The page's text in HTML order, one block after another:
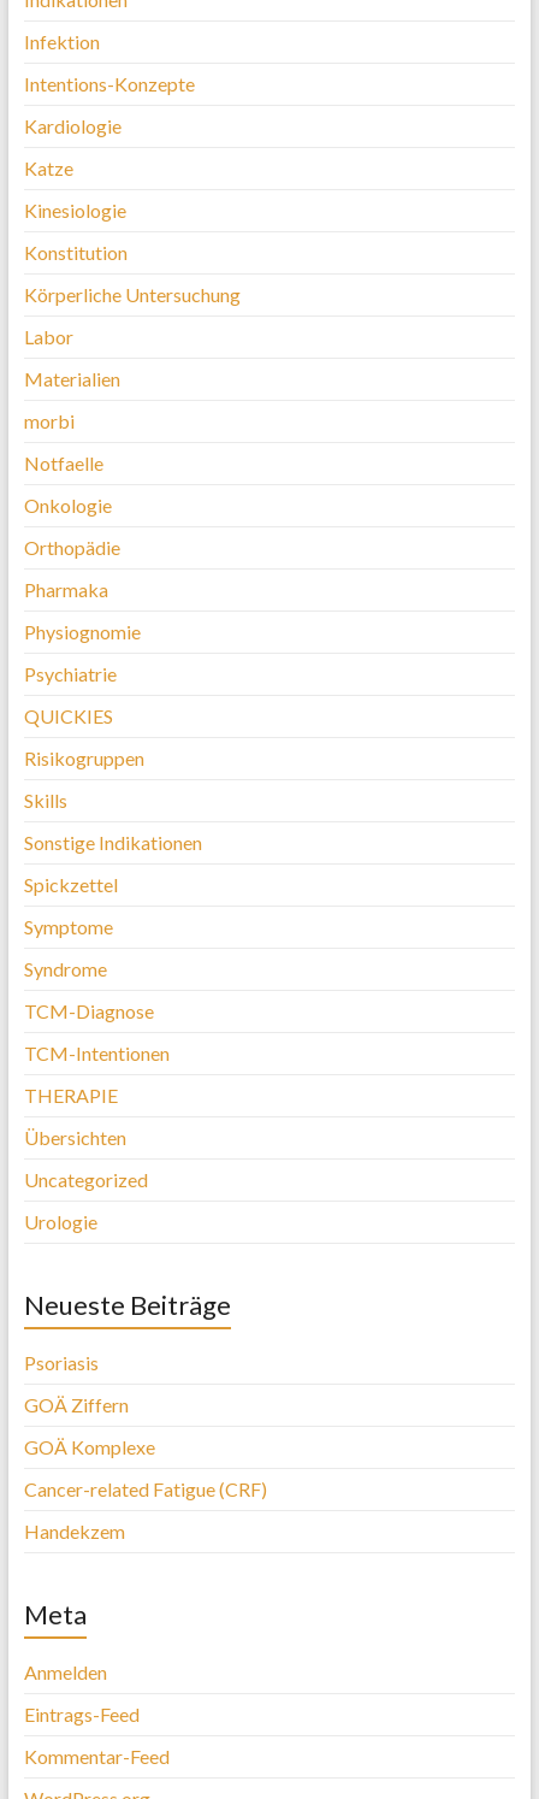
Infektion
Intentions-Konzepte
Kardiologie
Katze
Kinesiologie
Konstitution
Körperliche Untersuchung
Labor
Materialien
morbi
Notfaelle
Onkologie
Orthopädie
Pharmaka
Physiognomie
Psychiatrie
QUICKIES
Risikogruppen
Skills
Sonstige Indikationen
Spickzettel
Symptome
Syndrome
TCM-Diagnose
TCM-Intentionen
THERAPIE
Übersichten
Uncategorized
Urologie
Neueste Beiträge
Psoriasis
GOÄ Ziffern
GOÄ Komplexe
Cancer-related Fatigue (CRF)
Handekzem
Meta
Anmelden
Eintrags-Feed
Kommentar-Feed